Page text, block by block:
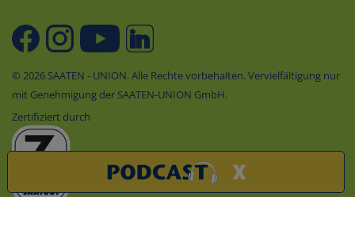
© 2026 SAATEN - UNION. Alle Rechte vorbehalten. Vervielfältigung nur
mit Genehmigung der SAATEN-UNION GmbH.
Zertifiziert durch